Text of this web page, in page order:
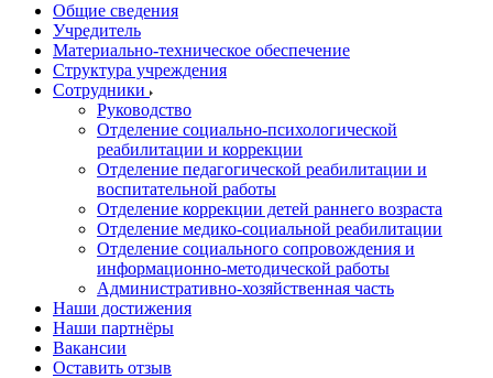
Общие сведения
Учредитель
Материально-техническое обеспечение
Структура учреждения
Сотрудники
Руководство
Отделение социально-психологической
реабилитации и коррекции
Отделение педагогической реабилитации и
воспитательной работы
Отделение коррекции детей раннего возраста
Отделение медико-социальной реабилитации
Отделение социального сопровождения и
информационно-методической работы
Административно-хозяйственная часть
Наши достижения
Наши партнёры
Вакансии
Оставить отзыв